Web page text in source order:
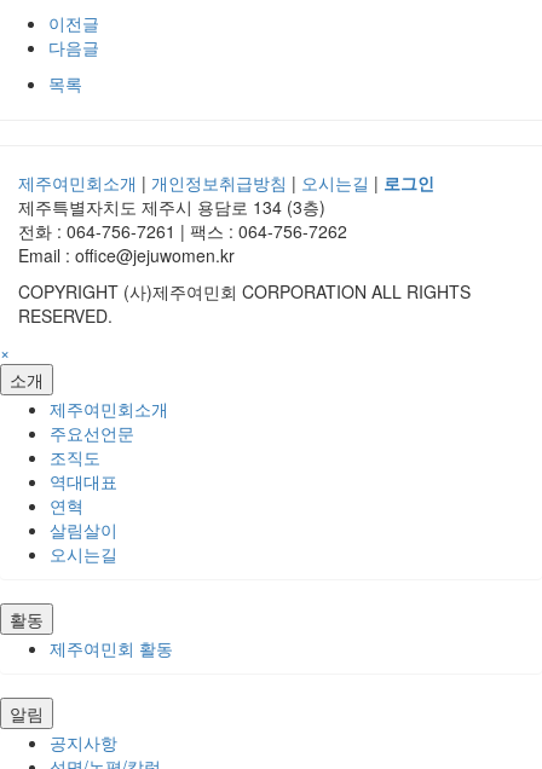
이전글
다음글
목록
제주여민회소개 | 개인정보취급방침 | 오시는길 | 로그인
제주특별자치도 제주시 용담로 134 (3층)
전화 : 064-756-7261 | 팩스 : 064-756-7262
Email : office@jejuwomen.kr
COPYRIGHT (사)제주여민회 CORPORATION ALL RIGHTS
RESERVED.
×
소개
제주여민회소개
주요선언문
조직도
역대대표
연혁
살림살이
오시는길
활동
제주여민회 활동
알림
공지사항